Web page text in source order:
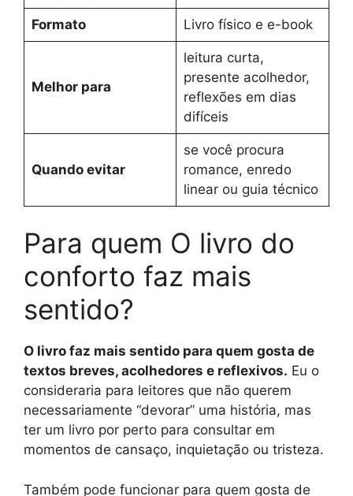
Formato Livro físico e e-book
Melhor para
leitura curta,
presente acolhedor,
reflexões em dias
difíceis
Quando evitar
se você procura
romance, enredo
linear ou guia técnico
Para quem O livro do
conforto faz mais
sentido?
O livro faz mais sentido para quem gosta de
textos breves, acolhedores e reflexivos. Eu o
consideraria para leitores que não querem
necessariamente “devorar” uma história, mas
ter um livro por perto para consultar em
momentos de cansaço, inquietação ou tristeza.
Também pode funcionar para quem gosta de